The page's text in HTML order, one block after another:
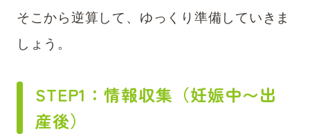
そこから逆算して、ゆっくり準備していきま
しょう。
STEP1：情報収集（妊娠中〜出
産後）